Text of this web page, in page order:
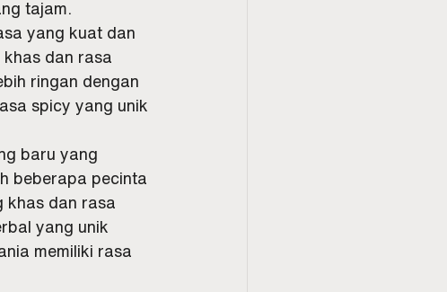
tajam.
yang kuat dan
dan rasa
ringan dengan
spicy yang unik
baru yang
beberapa pecinta
khas dan rasa
yang unik
memiliki rasa